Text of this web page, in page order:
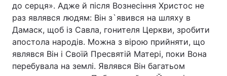
до серця». Адже й після Вознесіння Христос не
раз являвся людям: Він з`явився на шляху в
Дамаск, щоб із Савла, гонителя Церкви, зробити
апостола народів. Можна з вірою прийняти, що
являвся Він і Своїй Пресвятій Матері, поки Вона
перебувала на землі. Являвся Він багатьом